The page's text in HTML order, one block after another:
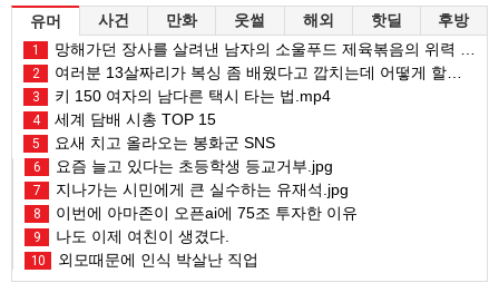
유머 사건 만화 웃썰 해외 핫딜 후방
1 망해가던 장사를 살려낸 남자의 소울푸드 제육볶음의 위력 ㅋㅋ
2 여러분 13살짜리가 복싱 좀 배웠다고 깝치는데 어떻게 할까요?
3 키 150 여자의 남다른 택시 타는 법.mp4
4 세계 담배 시총 TOP 15
5 요새 치고 올라오는 봉화군 SNS
6 요즘 늘고 있다는 초등학생 등교거부.jpg
7 지나가는 시민에게 큰 실수하는 유재석.jpg
8 이번에 아마존이 오픈ai에 75조 투자한 이유
9 나도 이제 여친이 생겼다.
10 외모때문에 인식 박살난 직업